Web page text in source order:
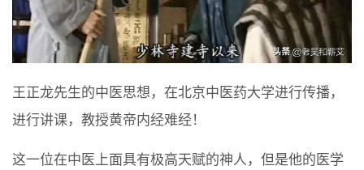
王正龙先生的中医思想，在北京中医药大学进行传播，
进行讲课，教授黄帝内经难经！
这一位在中医上面具有极高天赋的神人，但是他的医学